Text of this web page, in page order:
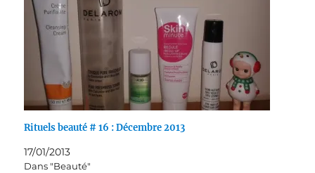
Rituels beauté # 16 : Décembre 2013
17/01/2013
Dans "Beauté"